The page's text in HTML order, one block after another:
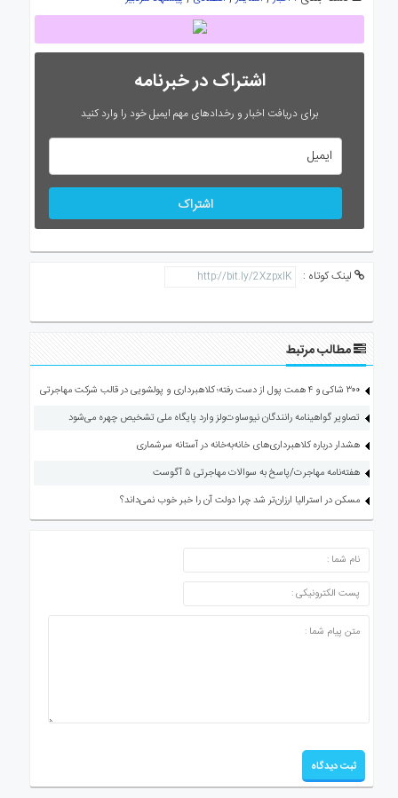
اشتراک در خبرنامه
برای دریافت اخبار و رخدادهای مهم ایمیل خود را وارد کنید
اشتراک
لینک کوتاه :
مطالب مرتبط
۳۰۰ شاکی و ۴ همت پول از دست رفته؛ کلاهبرداری و پولشویی در قالب شرکت مهاجرتی
تصاویر گواهینامه رانندگان نیوساوت‌ولز وارد پایگاه ملی تشخیص چهره می‌شود
هشدار درباره کلاهبرداری‌های خانه‌به‌خانه در آستانه سرشماری
هفته‌نامه مهاجرت/پاسخ به سوالات مهاجرتی ۵ آگوست
مسکن در استرالیا ارزان‌تر شد چرا دولت آن را خبر خوب نمی‌داند؟
ارسال دیدگاه